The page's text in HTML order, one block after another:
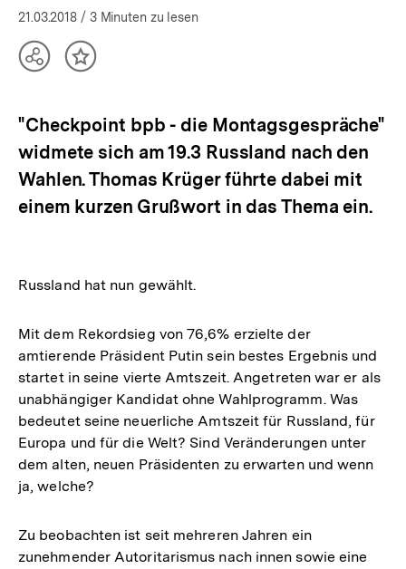
21.03.2018 / 3 Minuten zu lesen
TeilenInhalt
"Checkpoint bpb - die Montagsgespräche"
widmete sich am 19.3 Russland nach den
Wahlen. Thomas Krüger führte dabei mit
einem kurzen Grußwort in das Thema ein.
Russland hat nun gewählt.
Mit dem Rekordsieg von 76,6% erzielte der
amtierende Präsident Putin sein bestes Ergebnis und
startet in seine vierte Amtszeit. Angetreten war er als
unabhängiger Kandidat ohne Wahlprogramm. Was
bedeutet seine neuerliche Amtszeit für Russland, für
Europa und für die Welt? Sind Veränderungen unter
dem alten, neuen Präsidenten zu erwarten und wenn
ja, welche?
Zu beobachten ist seit mehreren Jahren ein
zunehmender Autoritarismus nach innen sowie eine